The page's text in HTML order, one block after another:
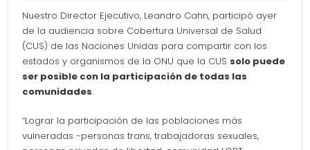
Nuestro Director Ejecutivo, Leandro Cahn, participó ayer
de la audiencia sobre Cobertura Universal de Salud
(CUS) de las Naciones Unidas para compartir con los
estados y organismos de la ONU que la CUS solo puede
ser posible con la participación de todas las
comunidades.
“Lograr la participación de las poblaciones más
vulneradas -personas trans, trabajadoras sexuales,